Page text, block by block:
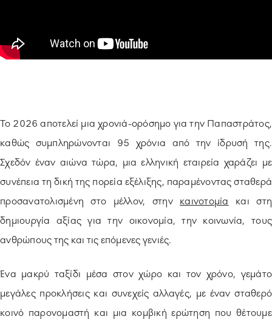
ΕΡΓΑZOMΕΝΟΙ & ΣΥΝΕΡΓΑΤΕΣ
Το 2026 αποτελεί μια χρονιά-ορόσημο για την Παπαστράτος,
καθώς συμπληρώνονται 95 χρόνια από την ίδρυσή της.
Σχεδόν έναν αιώνα τώρα, μια ελληνική εταιρεία χαράζει με
συνέπεια τη δική της πορεία εξέλιξης, παραμένοντας σταθερά
προσανατολισμένη στο μέλλον, στην καινοτομία και στη
δημιουργία αξίας για την οικονομία, την κοινωνία, τους
ανθρώπους της και τις επόμενες γενιές.
Ένα μακρύ ταξίδι μέσα στον χώρο και τον χρόνο, γεμάτο
μεγάλες προκλήσεις και συνεχείς αλλαγές, με έναν σταθερό
κοινό παρονομαστή και μια κομβική ερώτηση που θέτουμε